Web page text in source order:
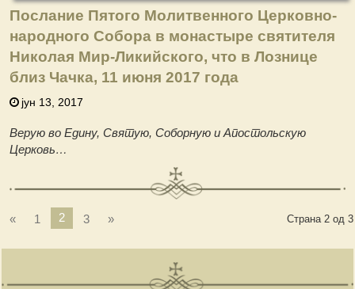
Послание Пятого Молитвенного Церковно-
народного Собора в монастыре святителя
Николая Мир-Ликийского, что в Лознице
близ Чачка, 11 июня 2017 года
јун 13, 2017
Верую во Едину, Святую, Соборную и Апостольскую
Церковь…
Страна 2 од 3
« 1 2 3 »